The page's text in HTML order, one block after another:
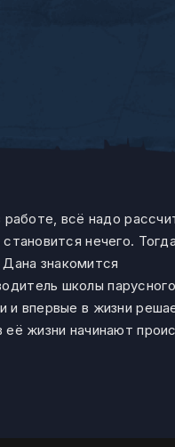
всё надо
нечего. Тогда
знакомится
школы
и впервые в жизни
жизни начинают